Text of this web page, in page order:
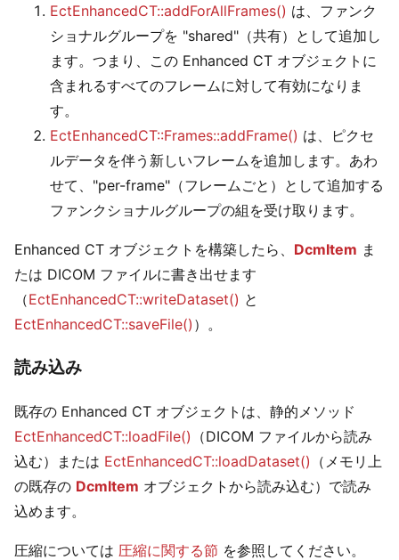
EctEnhancedCT::addForAllFrames() は、ファンク
ショナルグループを "shared"（共有）として追加し
ます。つまり、この Enhanced CT オブジェクトに
含まれるすべてのフレームに対して有効になりま
す。
EctEnhancedCT::Frames::addFrame() は、ピクセ
ルデータを伴う新しいフレームを追加します。あわ
せて、"per-frame"（フレームごと）として追加する
ファンクショナルグループの組を受け取ります。
Enhanced CT オブジェクトを構築したら、 DcmItem ま
たは DICOM ファイルに書き出せます
（EctEnhancedCT::writeDataset() と
EctEnhancedCT::saveFile() ）。
読み込み
既存の Enhanced CT オブジェクトは、静的メソッド
EctEnhancedCT::loadFile() （DICOM ファイルから読み
込む）または EctEnhancedCT::loadDataset() （メモリ上
の既存の DcmItem オブジェクトから読み込む）で読み
込めます。
圧縮については 圧縮に関する節 を参照してください。